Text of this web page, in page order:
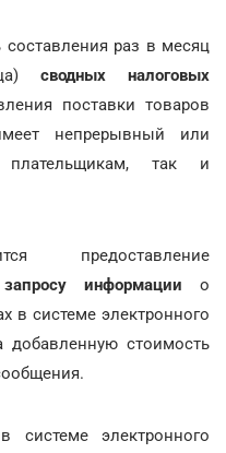
раз в месяц
сводных налоговых
поставки товаров
непрерывный или
так и
предоставление
информации о
в системе электронного
добавленную стоимость
системе электронного